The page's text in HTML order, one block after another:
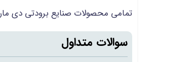
تمامی محصولات صنایع برودتی دی مارکت دارای 12 ماه گارانتی و 5 سال
سوالات متداول